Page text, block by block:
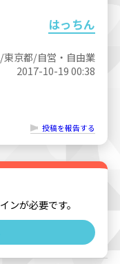
はっちん
京都/自営・自由業
2017-10-19 00:38
投稿を報告する
ンが必要です。